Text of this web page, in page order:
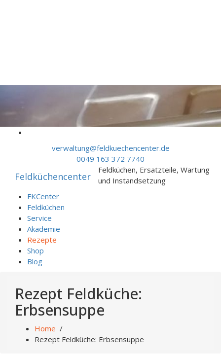
verwaltung@feldkuechencenter.de
0049 163 372 7740
Feldküchencenter
Feldküchen, Ersatzteile, Wartung
und Instandsetzung
FKCenter
Feldküchen
Service
Akademie
Rezepte
Shop
Blog
Rezept Feldküche:
Erbsensuppe
Home /
Rezept Feldküche: Erbsensuppe